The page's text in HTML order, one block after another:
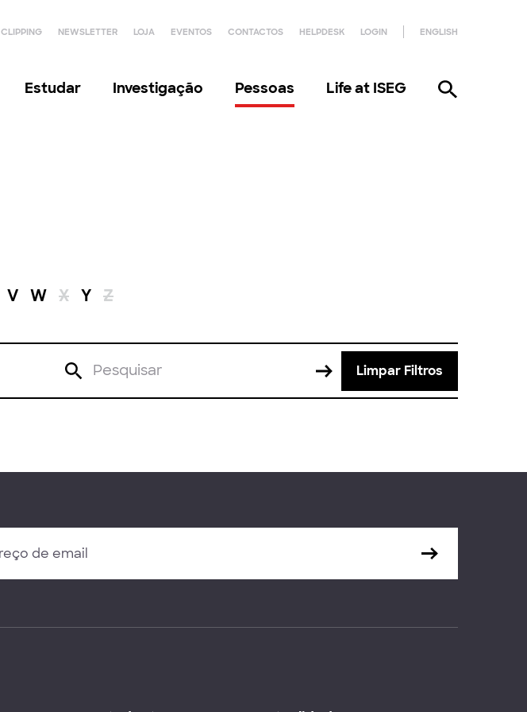
CLIPPING NEWSLETTER LOJA EVENTOS CONTACTOS HELPDESK LOGIN ENGLISH
Estudar Investigação Pessoas Life at ISEG
V W X Y Z
Limpar Filtros